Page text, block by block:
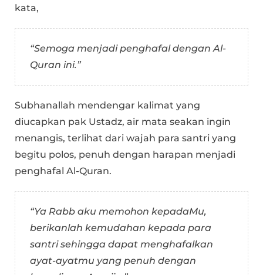
kata,
“Semoga menjadi penghafal dengan Al-
Quran ini.”
Subhanallah mendengar kalimat yang
diucapkan pak Ustadz, air mata seakan ingin
menangis, terlihat dari wajah para santri yang
begitu polos, penuh dengan harapan menjadi
penghafal Al-Quran.
“Ya Rabb aku memohon kepadaMu,
berikanlah kemudahan kepada para
santri sehingga dapat menghafalkan
ayat-ayatmu yang penuh dengan